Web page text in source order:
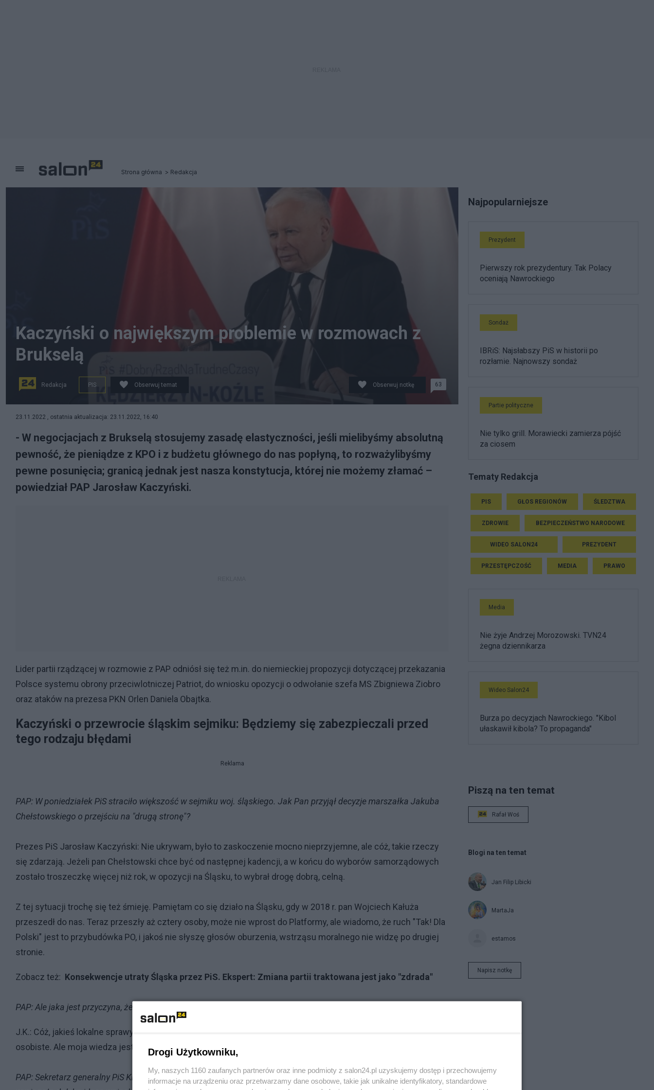
Strona główna Redakcja
PAP/Krzysztof Świderski
Kaczyński o największym problemie w rozmowach z
Brukselą
Redakcja PIS Obserwuj temat Obserwuj notkę 63
23.11.2022 , ostatnia aktualizacja: 23.11.2022, 16:40
- W negocjacjach z Brukselą stosujemy zasadę elastyczności, jeśli mielibyśmy absolutną
pewność, że pieniądze z KPO i z budżetu głównego do nas popłyną, to rozważylibyśmy
pewne posunięcia; granicą jednak jest nasza konstytucja, której nie możemy złamać –
powiedział PAP Jarosław Kaczyński.
Lider partii rządzącej w rozmowie z PAP odniósł się też m.in. do niemieckiej propozycji dotyczącej przekazania
Polsce systemu obrony przeciwlotniczej Patriot, do wniosku opozycji o odwołanie szefa MS Zbigniewa Ziobro
oraz ataków na prezesa PKN Orlen Daniela Obajtka.
Kaczyński o przewrocie śląskim sejmiku: Będziemy się zabezpieczali przed
tego rodzaju błędami
Reklama
PAP: W poniedziałek PiS straciło większość w sejmiku woj. śląskiego. Jak Pan przyjął decyzje marszałka Jakuba
Chełstowskiego o przejściu na "drugą stronę"?
Prezes PiS Jarosław Kaczyński: Nie ukrywam, było to zaskoczenie mocno nieprzyjemne, ale cóż, takie rzeczy
się zdarzają. Jeżeli pan Chełstowski chce być od następnej kadencji, a w końcu do wyborów samorządowych
zostało troszeczkę więcej niż rok, w opozycji na Śląsku, to wybrał drogę dobrą, celną.
Z tej sytuacji trochę się też śmieję. Pamiętam co się działo na Śląsku, gdy w 2018 r. pan Wojciech Kałuża
przeszedł do nas. Teraz przeszły aż cztery osoby, może nie wprost do Platformy, ale wiadomo, że ruch "Tak! Dla
Polski" jest to przybudówka PO, i jakoś nie słyszę głosów oburzenia, wstrząsu moralnego nie widzę po drugiej
stronie.
Zobacz też: Konsekwencje utraty Śląska przez PiS. Ekspert: Zmiana partii traktowana jest jako "zdrada"
PAP: Ale jaka jest przyczyna, że marszałek Chełstowski zdecydował się odejść?
J.K.: Cóż, jakieś lokalne sprawy, być może nie tylko o politycznym charakterze. Może nawet jakieś sprawy
osobiste. Ale moja wiedza jest niewielka.
PAP: Sekretarz generalny PiS Krzysztof Sobolewski wspominał, że kierownictwo PiS będzie z zaistniałej sytuacji
Najpopularniejsze
Prezydent
Pierwszy rok prezydentury. Tak Polacy
oceniają Nawrockiego
Sondaż
IBRiS: Najsłabszy PiS w historii po
rozłamie. Najnowszy sondaż
Partie polityczne
Nie tylko grill. Morawiecki zamierza pójść
za ciosem
Tematy Redakcja
PIS GŁOS REGIONÓW ŚLEDZTWA
ZDROWIE BEZPIECZEŃSTWO NARODOWE
WIDEO SALON24 PREZYDENT
PRZESTĘPCZOŚĆ MEDIA PRAWO
Media
Nie żyje Andrzej Morozowski. TVN24
żegna dziennikarza
Wideo Salon24
Burza po decyzjach Nawrockiego. "Kibol
ułaskawił kibola? To propaganda"
Piszą na ten temat
Rafał Woś
Blogi na ten temat
Jan Filip Libicki
MartaJa
estamos
Napisz notkę
Drogi Użytkowniku,
My, naszych 1160 zaufanych partnerów oraz inne podmioty z salon24.pl uzyskujemy dostęp i przechowujemy
informacje na urządzeniu oraz przetwarzamy dane osobowe, takie jak unikalne identyfikatory, standardowe